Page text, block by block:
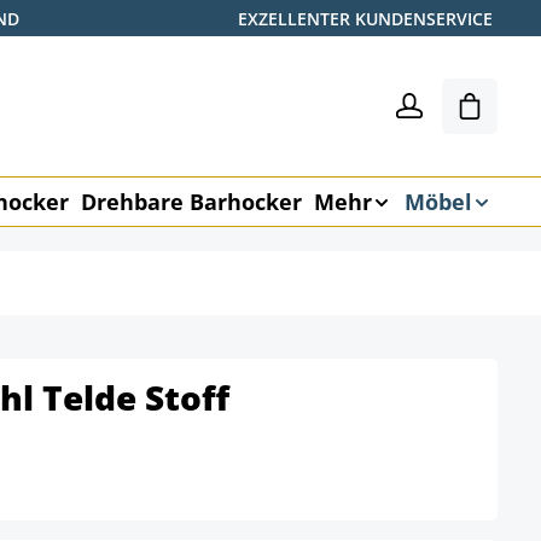
EXZELLENTER KUNDENSERVICE
Drehbare Barhocker Mehr Möbel
Telde Stoff